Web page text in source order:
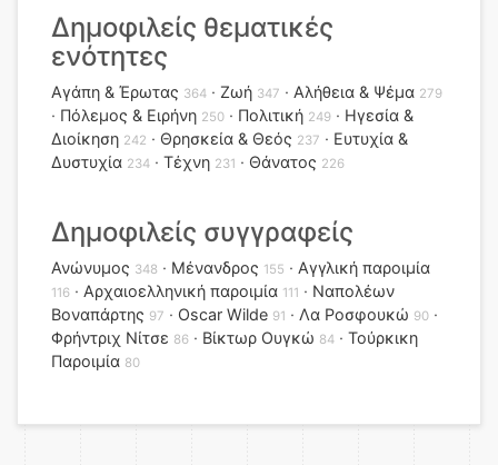
Δημοφιλείς θεματικές
ενότητες
Αγάπη & Έρωτας 364 Ζωή 347 Αλήθεια & Ψέμα 279
Πόλεμος & Ειρήνη 250 Πολιτική 249
Ηγεσία &
Διοίκηση 242 Θρησκεία & Θεός 237
Ευτυχία &
Δυστυχία 234 Τέχνη 231 Θάνατος 226
Δημοφιλείς συγγραφείς
Ανώνυμος 348 Μένανδρος 155 Αγγλική παροιμία
116 Αρχαιοελληνική παροιμία 111
Ναπολέων
Βοναπάρτης 97 Oscar Wilde 91 Λα Ροσφουκώ 90
Φρήντριχ Νίτσε 86 Βίκτωρ Ουγκώ 84
Τούρκικη
Παροιμία 80